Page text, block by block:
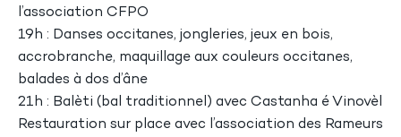
l’association CFPO
19h : Danses occitanes, jongleries, jeux en bois,
accrobranche, maquillage aux couleurs occitanes,
balades à dos d’âne
21h : Balèti (bal traditionnel) avec Castanha é Vinovèl
Restauration sur place avec l’association des Rameurs